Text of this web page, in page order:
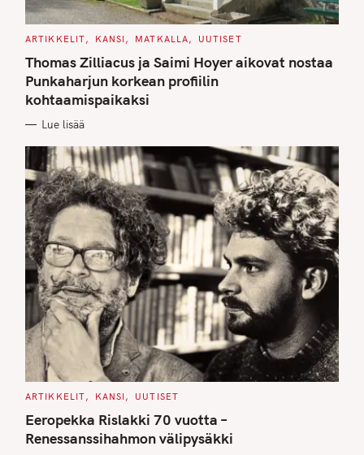
C
T
E
G
O
R
I
S
ARTIKKELIT KANSI MATKALLA UUTISET
Thomas Zilliacus ja Saimi Hoyer aikovat nostaa
Punkaharjun korkean profiilin
kohtaamispaikaksi
Lue lisää
C
T
E
G
O
ARTIKKELIT KANSI UUTISET
Eeropekka Rislakki 70 vuotta –
Renessanssihahmon välipysäkki